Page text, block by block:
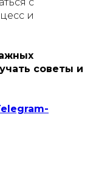
и
советы и